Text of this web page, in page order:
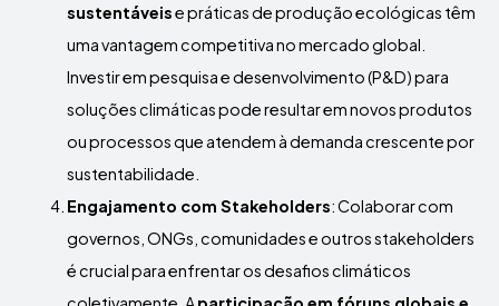
sustentáveise práticas de produção ecológicas têm
uma vantagem competitiva no mercado global.
Investir em pesquisa e desenvolvimento (P&D) para
soluções climáticas pode resultar em novos produtos
ou processos que atendem à demanda crescente por
sustentabilidade.
Engajamento com Stakeholders: Colaborar com
governos, ONGs, comunidades e outros stakeholders
é crucial para enfrentar os desafios climáticos